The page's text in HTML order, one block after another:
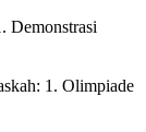
Demonstrasi
1. Olimpiade